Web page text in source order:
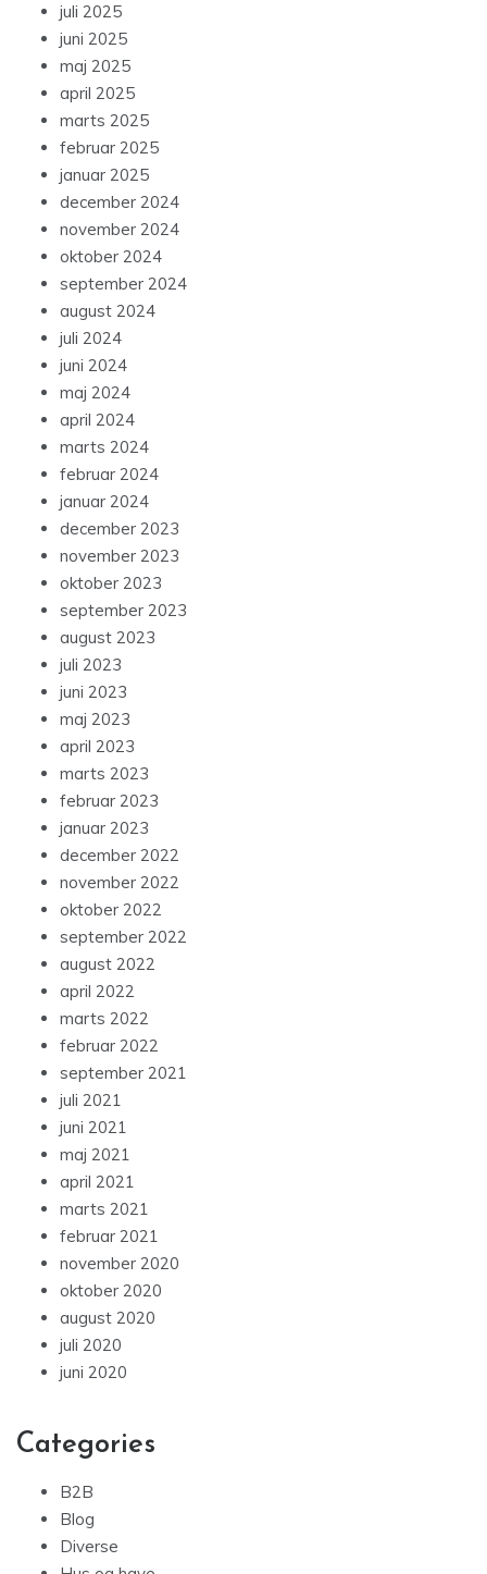
juli 2025
juni 2025
maj 2025
april 2025
marts 2025
februar 2025
januar 2025
december 2024
november 2024
oktober 2024
september 2024
august 2024
juli 2024
juni 2024
maj 2024
april 2024
marts 2024
februar 2024
januar 2024
december 2023
november 2023
oktober 2023
september 2023
august 2023
juli 2023
juni 2023
maj 2023
april 2023
marts 2023
februar 2023
januar 2023
december 2022
november 2022
oktober 2022
september 2022
august 2022
april 2022
marts 2022
februar 2022
september 2021
juli 2021
juni 2021
maj 2021
april 2021
marts 2021
februar 2021
november 2020
oktober 2020
august 2020
juli 2020
juni 2020
Categories
B2B
Blog
Diverse